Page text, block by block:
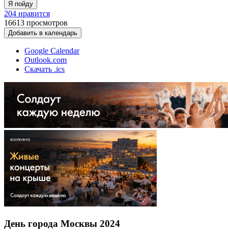
Я пойду
204 нравится
16613 просмотров
Добавить в календарь
Google Calendar
Outlook.com
Скачать .ics
День города Москвы 2024